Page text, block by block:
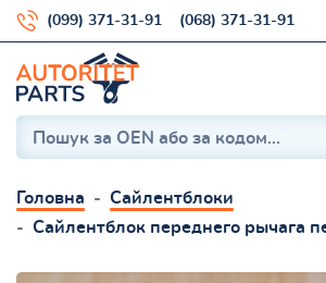
(099) 371-31-91 (068) 371-31-91
Головна
Сайлентблоки
Сайлентблок переднего рычага